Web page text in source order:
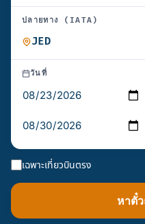
ปลายทาง (IATA)
วันที่
เฉพาะเที่ยวบินตรง
หาตั๋